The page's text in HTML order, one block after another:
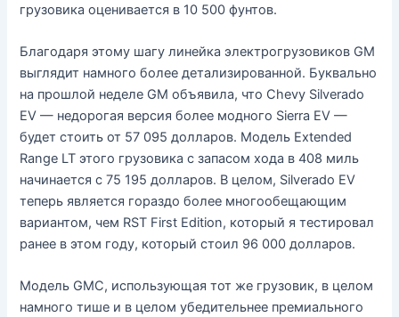
грузовика оценивается в 10 500 фунтов.
Благодаря этому шагу линейка электрогрузовиков GM
выглядит намного более детализированной. Буквально
на прошлой неделе GM объявила, что Chevy Silverado
EV — недорогая версия более модного Sierra EV —
будет стоить от 57 095 долларов. Модель Extended
Range LT этого грузовика с запасом хода в 408 миль
начинается с 75 195 долларов. В целом, Silverado EV
теперь является гораздо более многообещающим
вариантом, чем RST First Edition, который я тестировал
ранее в этом году, который стоил 96 000 долларов.
Модель GMC, использующая тот же грузовик, в целом
намного тише и в целом убедительнее премиального